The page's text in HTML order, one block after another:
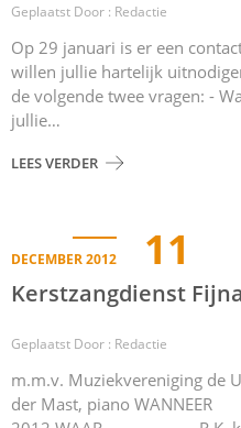
Geplaatst Door : Redactie
Op 29 januari is er een
willen jullie hartelijk
de volgende twee vragen: -
jullie…
LEES VERDER
DECEMBER 2012 11
Kerstzangdienst
Geplaatst Door : Redactie
m.m.v. Muziekvereniging de
der Mast, piano